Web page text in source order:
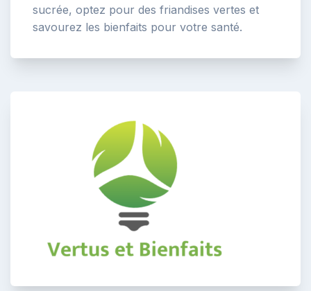
sucrée, optez pour des friandises vertes et
savourez les bienfaits pour votre santé.